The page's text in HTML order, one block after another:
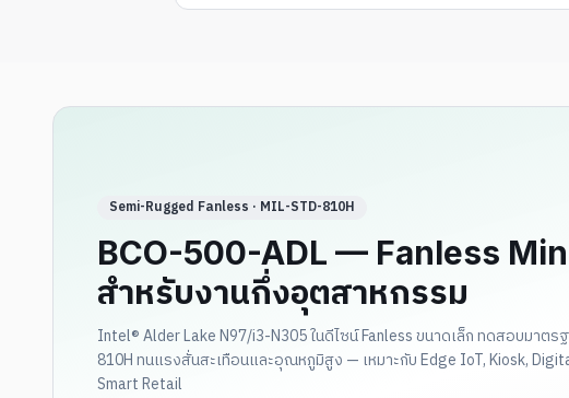
Semi-Rugged Fanless · MIL-STD-810H
BCO-500-ADL — Fanless
สำหรับงานกึ่งอุตสาหกรรม
Intel® Alder Lake N97/i3-N305 ในดีไซน์ Fanless ขนาดเล็ก ทดสอบมาตร
810H ทนแรงสั่นสะเทือนและอุณหภูมิสูง — เหมาะกับ Edge IoT, Kiosk,
Smart Retail